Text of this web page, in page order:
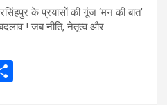
के प्रयासों की गूंज ‘मन की बात’
! जब नीति, नेतृत्व और